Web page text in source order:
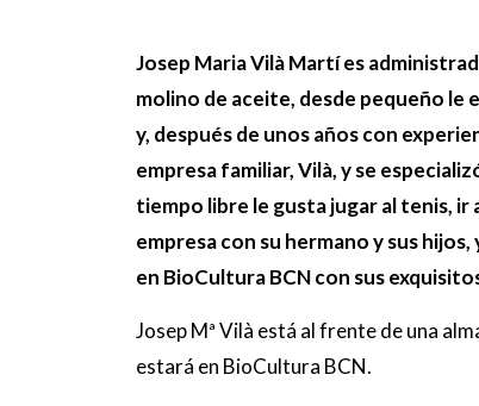
Josep Maria Vilà Martí es
molino de aceite, desde pequeño le
y, después de unos años con
empresa familiar, Vilà, y se
tiempo libre le gusta jugar al tenis,
empresa con su hermano y sus
en BioCultura BCN con sus
Josep Mª Vilà está al frente de una
estará en BioCultura BCN.